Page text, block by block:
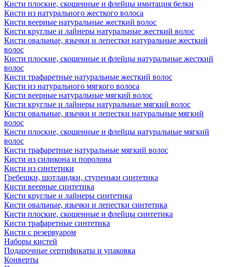
Кисти плоские, скошенные и флейцы имитация белки
Кисти из натурального жесткого волоса
Кисти веерные натуральные жесткий волос
Кисти круглые и лайнеры натуральные жесткий волос
Кисти овальные, язычки и лепестки натуральные жесткий
волос
Кисти плоские, скошенные и флейцы натуральные жесткий
волос
Кисти трафаретные натуральные жесткий волос
Кисти из натурального мягкого волоса
Кисти веерные натуральные мягкий волос
Кисти круглые и лайнеры натуральные мягкий волос
Кисти овальные, язычки и лепестки натуральные мягкий
волос
Кисти плоские, скошенные и флейцы натуральные мягкий
волос
Кисти трафаретные натуральные мягкий волос
Кисти из силикона и поролона
Кисти из синтетики
Гребешки, шотландки, ступеньки синтетика
Кисти веерные синтетика
Кисти круглые и лайнеры синтетика
Кисти овальные, язычки и лепестки синтетика
Кисти плоские, скошенные и флейцы синтетика
Кисти трафаретные синтетика
Кисти с резервуаром
Наборы кистей
Подарочные сертификаты и упаковка
Конверты